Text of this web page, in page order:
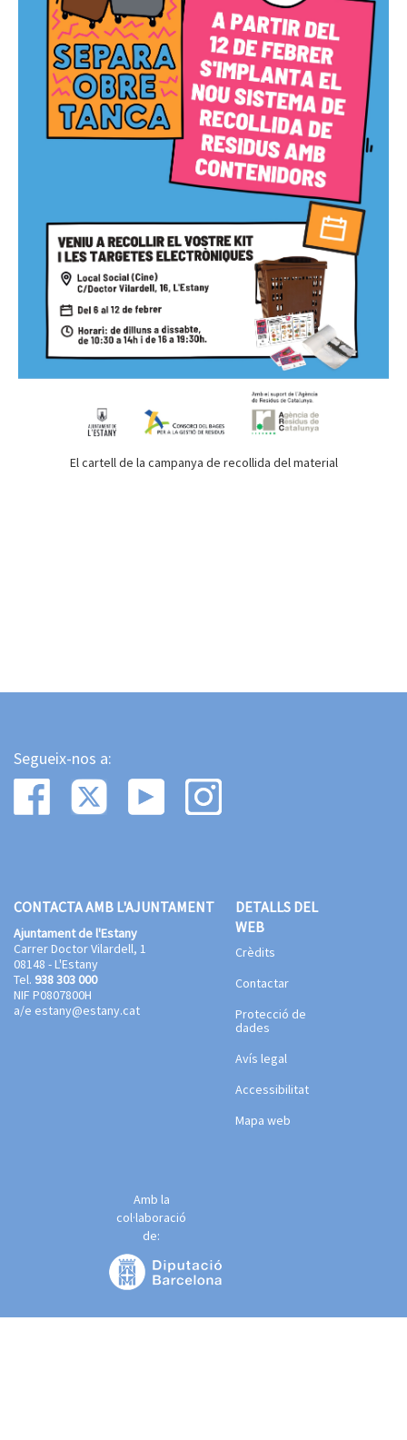
El cartell de la campanya de recollida del material
Segueix-nos a:
CONTACTA AMB L'AJUNTAMENT
Ajuntament de l'Estany
Carrer Doctor Vilardell, 1
08148 - L'Estany
Tel. 938 303 000
NIF P0807800H
a/e estany@estany.cat
DETALLS DEL
WEB
Crèdits
Contactar
Protecció de
dades
Avís legal
Accessibilitat
Mapa web
Amb la
col·laboració
de: